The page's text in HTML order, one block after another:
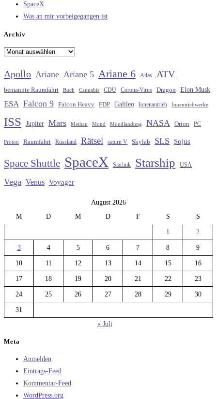
SpaceX
Was an mir vorbeigegangen ist
Archiv
Archiv
Apollo Ariane Ariane 5 Ariane 6 Atlas ATV
bemannte Raumfahrt Buch Cannabis CDU Corona-Virus Dragon Elon Musk
ESA Falcon 9 Falcon Heavy FDP Galileo Ionenantrieb Ionentriebwerke
ISS Jupiter Mars Methan Mond Mondlandung NASA Orion PC
Proton Raumfahrt Russland Rätsel saturn V Skylab SLS Sojus
Space Shuttle SpaceX Starlink Starship USA
Vega Venus Voyager
August 2026
M
D M D F S S
1 2
3 4 5 6 7 8 9
10 11 12 13 14 15 16
17 18 19 20 21 22 23
24 25 26 27 28 29 30
31
« Juli
Meta
Anmelden
Eintrags-Feed
Kommentar-Feed
WordPress.org